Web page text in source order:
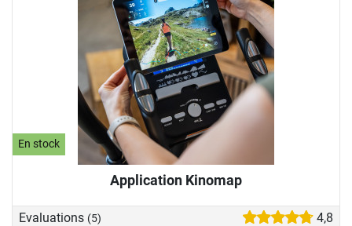
En stock
Application Kinomap
Evaluations (5) 4,8